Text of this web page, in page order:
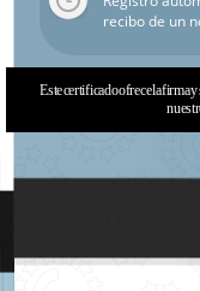
recibo de un
Este certificado ofrece la firma